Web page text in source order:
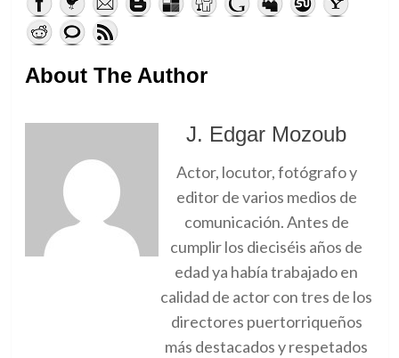
About The Author
J. Edgar Mozoub
Actor, locutor, fotógrafo y
editor de varios medios de
comunicación. Antes de
cumplir los dieciséis años de
edad ya había trabajado en
calidad de actor con tres de los
directores puertorriqueños
más destacados y respetados